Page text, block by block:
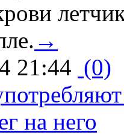
→
21:44 (0)
на него